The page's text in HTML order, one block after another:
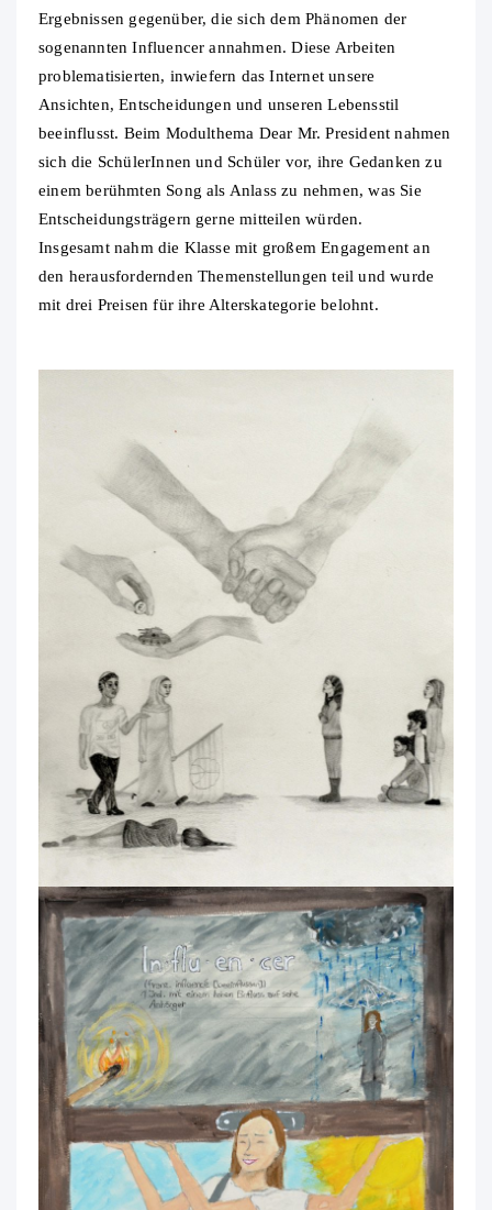
Ergebnissen gegenüber, die sich dem Phänomen der
sogenannten Influencer annahmen. Diese Arbeiten
problematisierten, inwiefern das Internet unsere
Ansichten, Entscheidungen und unseren Lebensstil
beeinflusst. Beim Modulthema Dear Mr. President nahmen
sich die SchülerInnen und Schüler vor, ihre Gedanken zu
einem berühmten Song als Anlass zu nehmen, was Sie
Entscheidungsträgern gerne mitteilen würden.
Insgesamt nahm die Klasse mit großem Engagement an
den herausfordernden Themenstellungen teil und wurde
mit drei Preisen für ihre Alterskategorie belohnt.